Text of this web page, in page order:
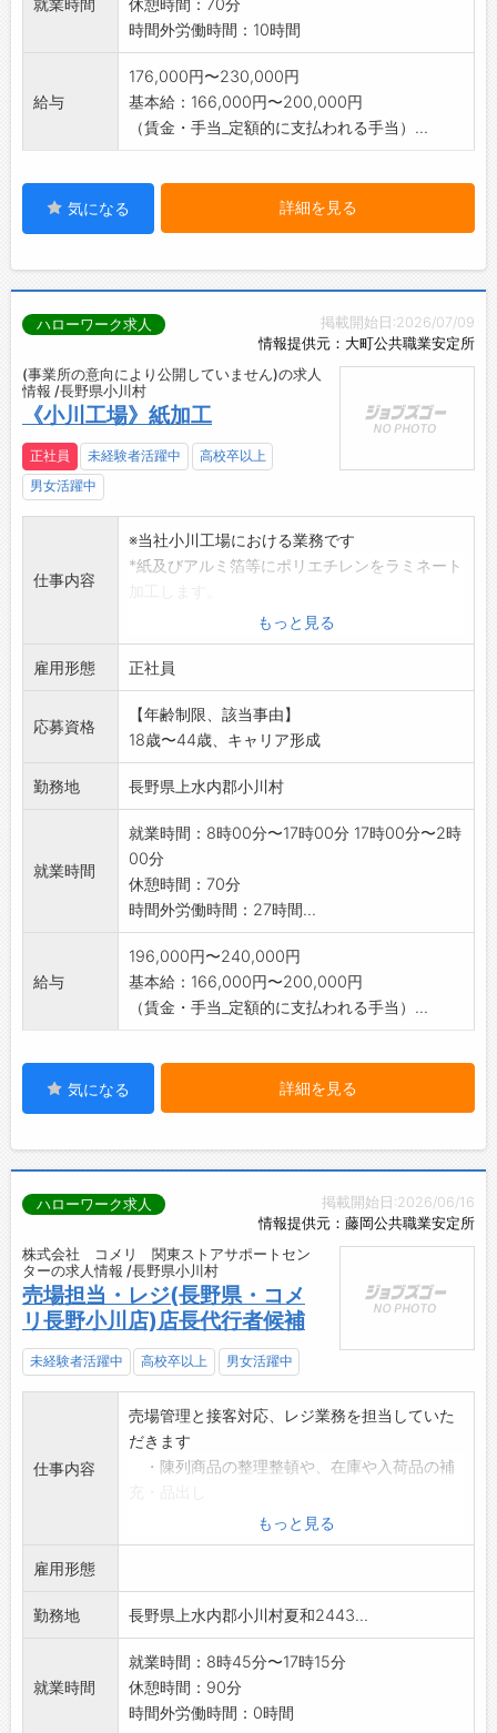
就業時間
休憩時間：70分
時間外労働時間：10時間
給与
176,000円〜230,000円
基本給：166,000円〜200,000円
（賃金・手当_定額的に支払われる手当）...
気になる 詳細を見る
掲載開始日:2026/07/09
情報提供元：大町公共職業安定所
ハローワーク求人
(事業所の意向により公開していません)の求人
情報 /長野県小川村
《小川工場》紙加工
正社員 未経験者活躍中
高校卒以上
男女活躍中
仕事内容
※当社小川工場における業務です
*紙及びアルミ箔等にポリエチレンをラミネート
*加工した紙に印刷していきます。
「変更範囲:会社の定める業務」
・コンピューターを使った機械作業がありま
す。
・構内でのフォークリフトの運転があります。
(フォークリフト運転技能講習修了者の場合)
※応募の際はハローワークから紹介状の交付を
受けてください
もっと見る
雇用形態 正社員
応募資格
【年齢制限、該当事由】
18歳〜44歳、キャリア形成
勤務地 長野県上水内郡小川村
就業時間
就業時間：8時00分〜17時00分 17時00分〜2時
00分
休憩時間：70分
時間外労働時間：27時間...
給与
196,000円〜240,000円
基本給：166,000円〜200,000円
（賃金・手当_定額的に支払われる手当）...
気になる 詳細を見る
掲載開始日:2026/06/16
情報提供元：藤岡公共職業安定所
ハローワーク求人
株式会社 コメリ 関東ストアサポートセン
ターの求人情報 /長野県小川村
売場担当・レジ(長野県・コメ
リ長野小川店)店長代行者候補
未経験者活躍中 高校卒以上 男女活躍中
仕事内容
売場管理と接客対応、レジ業務を担当していた
だきます
・陳列商品の整理整頓や、在庫や入荷品の補
・欠品商品や広告商品の発注数登録、入荷後
の検収・陳列
・お客様からの商品問合せへの応対
・レジでの会計業務 その他に清掃もお願い
することがあります
★先輩スタッフが一から丁寧にお教えしますの
で、初めての方でも
ご安心ください ※レジの操作方法は、動画
もっと見る
雇用形態
勤務地 長野県上水内郡小川村夏和2443...
就業時間
就業時間：8時45分〜17時15分
休憩時間：90分
時間外労働時間：0時間